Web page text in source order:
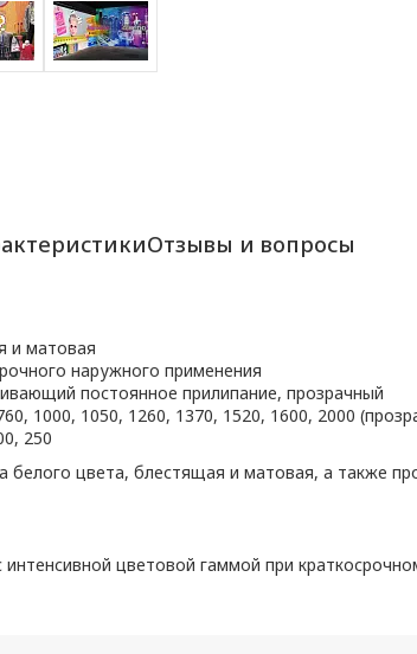
Отзывы и вопросы
и матовая
наружного применения
постоянное прилипание, прозрачный
1000, 1050, 1260, 1370, 1520, 1600, 2000
250
белого цвета, блестящая и матовая, а также
цветовой гаммой при